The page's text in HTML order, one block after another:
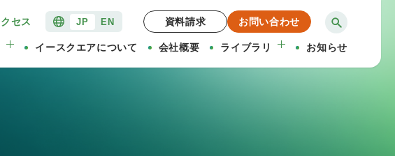
JP EN
イースクエアについて 会社概要 ライブラリ お知らせ
セス 資料請求 お問い合わせ